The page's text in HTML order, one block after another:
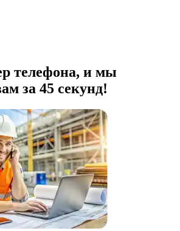
телефона, и мы
за 45 секунд!